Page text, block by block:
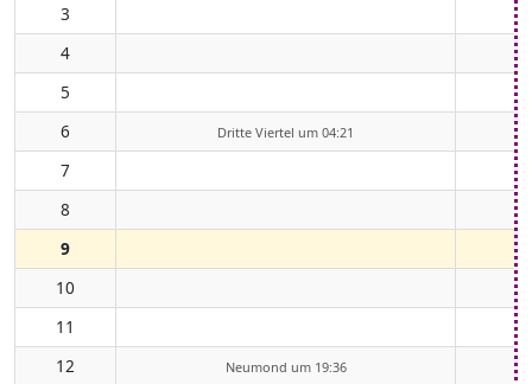
3
4
5
6
Dritte Viertel um 04:21
7
8
9
10
11
12
Neumond um 19:36